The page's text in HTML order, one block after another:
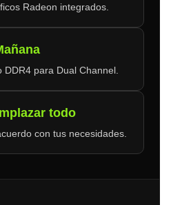
Radeon integrados.
para Dual Channel.
todo
con tus necesidades.